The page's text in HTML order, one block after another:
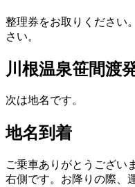
整理券をお取りください
さい。
川根温泉笹間渡
次は地名です。
地名到着
ご乗車ありがとうござい
右側です。お降りの際、